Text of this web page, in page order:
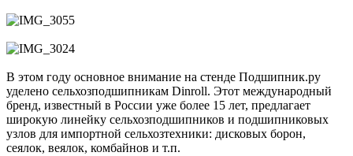
В этом году основное внимание на стенде Подшипник.ру
уделено сельхозподшипникам Dinroll. Этот международный
бренд, известный в России уже более 15 лет, предлагает
широкую линейку сельхозподшипников и подшипниковых
узлов для импортной сельхозтехники: дисковых борон,
сеялок, веялок, комбайнов и т.п.